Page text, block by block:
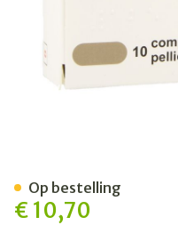
€ 10,70
Op bestelling